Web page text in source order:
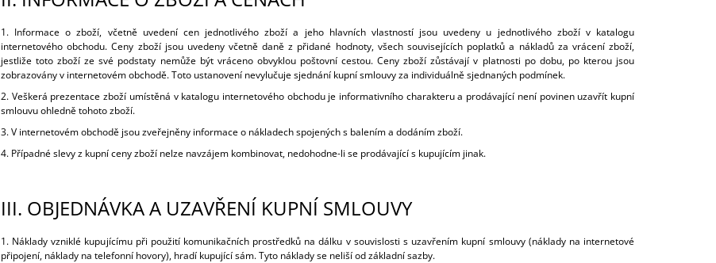
1. Informace o zboží, včetně uvedení cen jednotlivého zboží a jeho hlavních vlastností jsou uvedeny u jednotlivého zboží v katalogu
internetového obchodu. Ceny zboží jsou uvedeny včetně daně z přidané hodnoty, všech souvisejících poplatků a nákladů za vrácení zboží,
jestliže toto zboží ze své podstaty nemůže být vráceno obvyklou poštovní cestou. Ceny zboží zůstávají v platnosti po dobu, po kterou jsou
zobrazovány v internetovém obchodě. Toto ustanovení nevylučuje sjednání kupní smlouvy za individuálně sjednaných podmínek.
2. Veškerá prezentace zboží umístěná v katalogu internetového obchodu je informativního charakteru a prodávající není povinen uzavřít kupní
smlouvu ohledně tohoto zboží.
3. V internetovém obchodě jsou zveřejněny informace o nákladech spojených s balením a dodáním zboží.
4. Případné slevy z kupní ceny zboží nelze navzájem kombinovat, nedohodne-li se prodávající s kupujícím jinak.
III. OBJEDNÁVKA A UZAVŘENÍ KUPNÍ SMLOUVY
1. Náklady vzniklé kupujícímu při použití komunikačních prostředků na dálku v souvislosti s uzavřením kupní smlouvy (náklady na internetové
připojení, náklady na telefonní hovory), hradí kupující sám. Tyto náklady se neliší od základní sazby.